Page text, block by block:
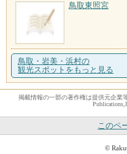
鳥取東照宮
鳥取・岩美・浜村の
観光スポットをもっと見る
掲載情報の一部の著作権は提供元企業
このペ
©